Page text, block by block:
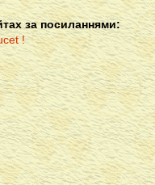
за посиланнями: